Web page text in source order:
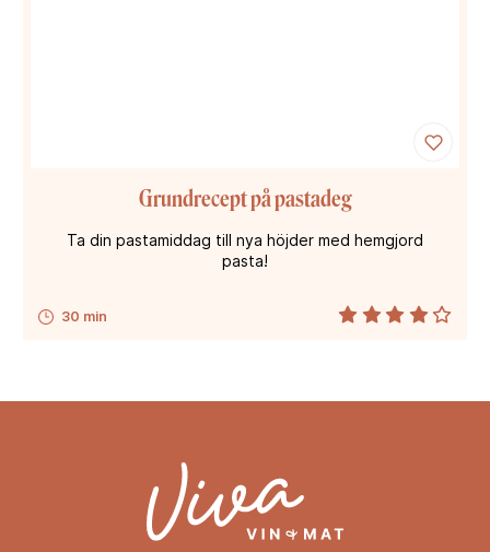
30 min
Grundrecept på pastadeg
Ta din pastamiddag till nya höjder med hemgjord
pasta!